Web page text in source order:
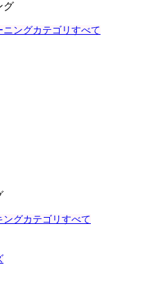
グ
ングカテゴリすべて
グカテゴリすべて